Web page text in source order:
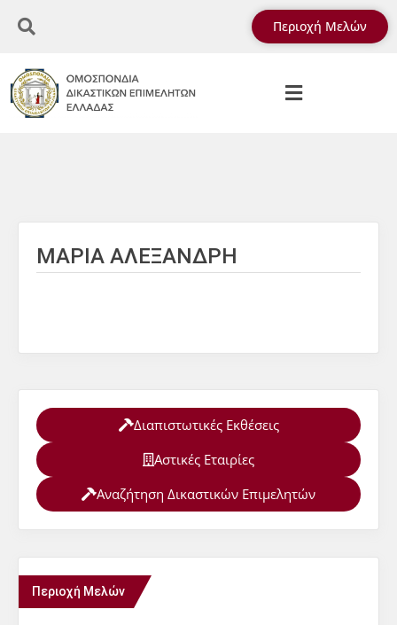
Περιοχή Μελών
ΜΑΡΙΑ ΑΛΕΞΑΝΔΡΗ
Διαπιστωτικές Εκθέσεις
Αστικές Εταιρίες
Αναζήτηση Δικαστικών Επιμελητών
Περιοχή Μελών